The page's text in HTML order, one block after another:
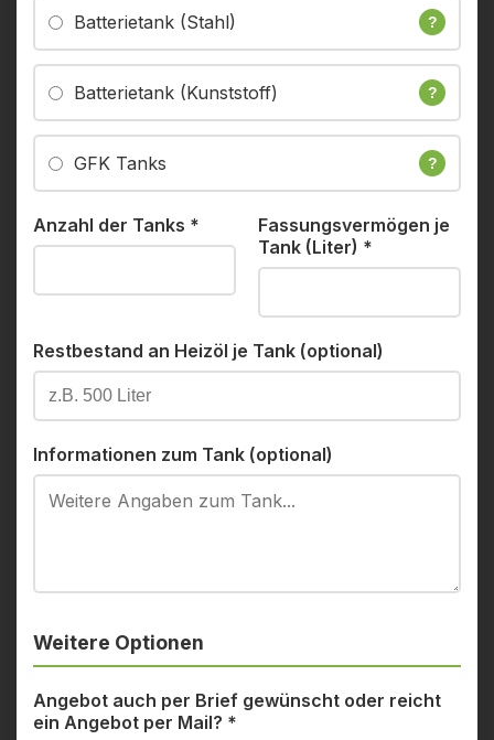
Batterietank (Stahl) ?
Batterietank (Kunststoff) ?
GFK Tanks ?
Anzahl der Tanks *
Fassungsvermögen je
Tank (Liter) *
Restbestand an Heizöl je Tank (optional)
Informationen zum Tank (optional)
Weitere Optionen
Angebot auch per Brief gewünscht oder reicht
ein Angebot per Mail? *